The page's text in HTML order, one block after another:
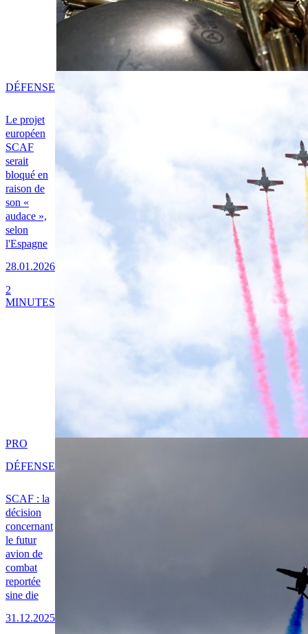
Le projet
européen
SCAF
serait
bloqué en
raison de
son «
audace »,
selon
l'Espagne
28.01.2026
DÉFENSE
2
MINUTES
SCAF : la
décision
concernant
le futur
avion de
combat
reportée
sine die
31.12.2025
PRO
DÉFENSE